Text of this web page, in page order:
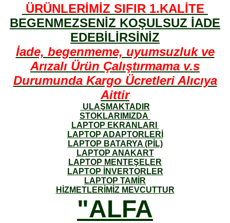
Pavilion
dv6-
3114et
Entertainment
Notebook
PC
›
Pavilion
dv6-
Entertainment
Notebook
PC
›
Pavilion
dv6-
3150st
Entertainment
Notebook
PC
›
Pavilion
dv6-
3151st
Entertainment
Notebook
PC
›
Pavilion
dv6-
3310st
Entertainment
Notebook
PC
›
Pavilion
dv6-
3320et
Entertainment
Notebook
PC
›
Pavilion
dv6-
3320st
Entertainment
Notebook
PC
›
HP
Pavilion
dv6-
3340et
Entertainment
Notebook
PC
›
HP
Pavilion
dv6-
3340st
Entertainment
Notebook
PC
›
ÜRÜNLERİMİZ SIFIR 1.KALİTE
BEGENMEZSENİZ KOŞULSUZ İADE
EDEBİLİRSİNİZ
İade, begenmeme, uyumsuzluk ve
Arızalı Ürün Çalıştırmama v.s
Durumunda Kargo Ücretleri Alıcıya
Aittir
ULAŞMAKTADIR
STOKLARIMIZDA
LAPTOP EKRANLARI
LAPTOP ADAPTORLERİ
LAPTOP BATARYA (PİL)
LAPTOP ANAKART
LAPTOP MENTEŞELER
LAPTOP İNVERTORLER
LAPTOP TAMİR
HİZMETLERİMİZ MEVCUTTUR
"ALFA